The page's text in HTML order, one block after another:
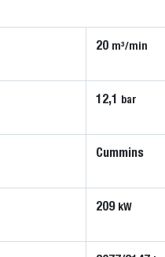
20 m³/min
12,1 bar
Cummins
209 kW